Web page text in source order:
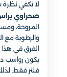
لا تكفي نظرة
صحراوي
المروحة،
والرطوبة مع
الفرق في
يكون رواسب
فلتر فقط.